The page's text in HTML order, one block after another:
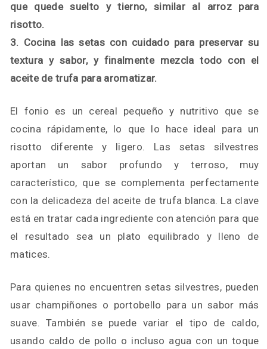
que quede suelto y tierno, similar al arroz para
risotto.
3. Cocina las setas con cuidado para preservar su
textura y sabor, y finalmente mezcla todo con el
aceite de trufa para aromatizar.
El fonio es un cereal pequeño y nutritivo que se
cocina rápidamente, lo que lo hace ideal para un
risotto diferente y ligero. Las setas silvestres
aportan un sabor profundo y terroso, muy
característico, que se complementa perfectamente
con la delicadeza del aceite de trufa blanca. La clave
está en tratar cada ingrediente con atención para que
el resultado sea un plato equilibrado y lleno de
matices.
Para quienes no encuentren setas silvestres, pueden
usar champiñones o portobello para un sabor más
suave. También se puede variar el tipo de caldo,
usando caldo de pollo o incluso agua con un toque